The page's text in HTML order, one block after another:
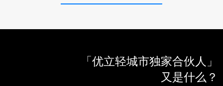
「优立轻城市独家合伙人」
又是什么？